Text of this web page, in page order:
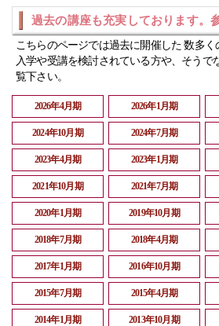
過去の講座も充実しております。
こちらのページでは過去に開催した 数多
入学や受講を検討されている方や、そう
覧下さい。
2026年4月期 2026年1月期
2024年10月期 2024年7月期
2023年4月期 2023年1月期
2021年10月期 2021年7月期
2020年1月期 2019年10月期
2018年7月期 2018年4月期
2017年1月期 2016年10月期
2015年7月期 2015年4月期
2014年1月期 2013年10月期